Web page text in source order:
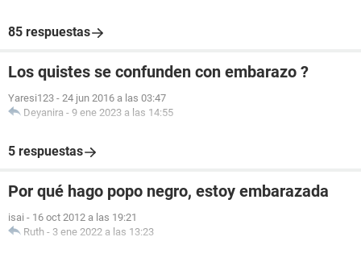
85 respuestas
Los quistes se confunden con embarazo ?
Yaresi123 - 24 jun 2016 a las 03:47
Deyanira - 9 ene 2023 a las 14:55
5 respuestas
Por qué hago popo negro, estoy embarazada
isai - 16 oct 2012 a las 19:21
Ruth - 3 ene 2022 a las 13:23